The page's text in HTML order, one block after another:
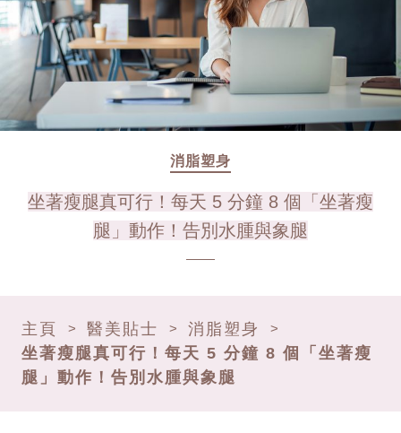
消脂塑身
美白去斑
增肌減脂
消脂塑身
坐著瘦腿真可行！每天 5 分鐘 8 個「坐著瘦
腿」動作！告別水腫與象腿
主頁 > 醫美貼士 > 消脂塑身 >
坐著瘦腿真可行！每天 5 分鐘 8 個「坐著瘦
腿」動作！告別水腫與象腿